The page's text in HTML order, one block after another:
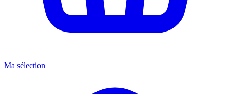
Ma sélection